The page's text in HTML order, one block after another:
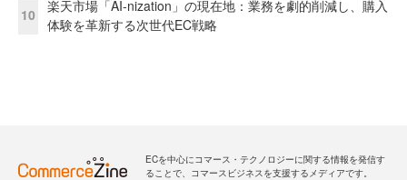
10
楽天市場「AI-nization」の現在地：業務を劇的削減し、購入
体験を革新する次世代EC戦略
ECを中心にコマース・テクノロジーに関する情報を発信す
ることで、コマースビジネスを支援するメディアです。